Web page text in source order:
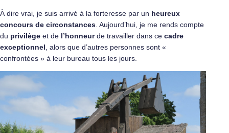
À dire vrai, je suis arrivé à la forteresse par un heureux
concours de circonstances. Aujourd’hui, je me rends compte
du privilège et de l’honneurde travailler dans ce cadre
exceptionnel, alors que d’autres personnes sont «
confrontées » à leur bureau tous les jours.